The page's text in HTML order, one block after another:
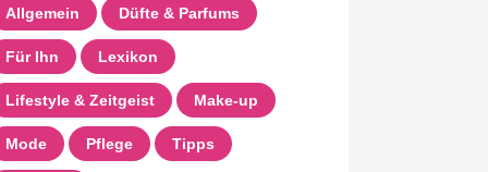
Allgemein Düfte & Parfums
Für Ihn Lexikon
Lifestyle & Zeitgeist Make-up
Mode Pflege Tipps